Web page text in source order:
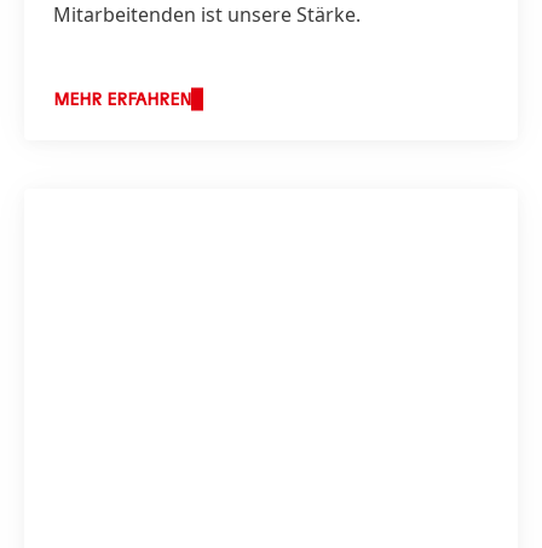
Mitarbeitenden ist unsere Stärke.
MEHR ERFAHREN